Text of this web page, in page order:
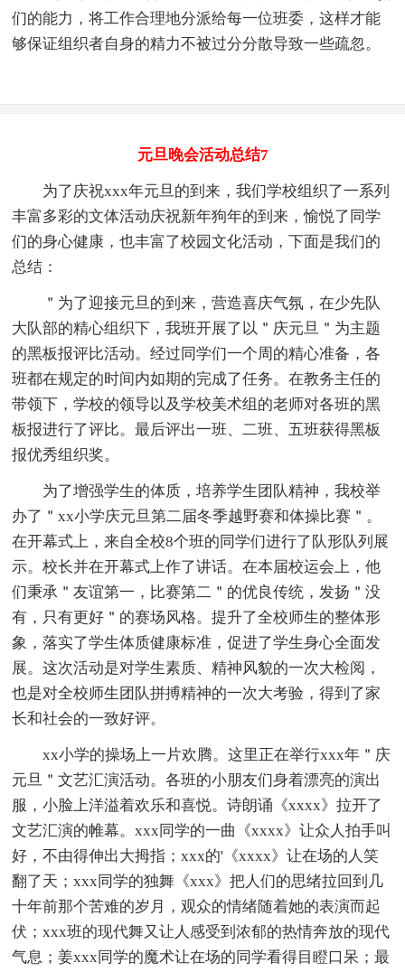
们的能力，将工作合理地分派给每一位班委，这样才能
够保证组织者自身的精力不被过分分散导致一些疏忽。
元旦晚会活动总结7
为了庆祝xxx年元旦的到来，我们学校组织了一系列
丰富多彩的文体活动庆祝新年狗年的到来，愉悦了同学
们的身心健康，也丰富了校园文化活动，下面是我们的
总结：
＂为了迎接元旦的到来，营造喜庆气氛，在少先队
大队部的精心组织下，我班开展了以＂庆元旦＂为主题
的黑板报评比活动。经过同学们一个周的精心准备，各
班都在规定的时间内如期的完成了任务。在教务主任的
带领下，学校的领导以及学校美术组的老师对各班的黑
板报进行了评比。最后评出一班、二班、五班获得黑板
报优秀组织奖。
为了增强学生的体质，培养学生团队精神，我校举
办了＂xx小学庆元旦第二届冬季越野赛和体操比赛＂。
在开幕式上，来自全校8个班的同学们进行了队形队列展
示。校长并在开幕式上作了讲话。在本届校运会上，他
们秉承＂友谊第一，比赛第二＂的优良传统，发扬＂没
有，只有更好＂的赛场风格。提升了全校师生的整体形
象，落实了学生体质健康标准，促进了学生身心全面发
展。这次活动是对学生素质、精神风貌的一次大检阅，
也是对全校师生团队拼搏精神的一次大考验，得到了家
长和社会的一致好评。
xx小学的操场上一片欢腾。这里正在举行xxx年＂庆
元旦＂文艺汇演活动。各班的小朋友们身着漂亮的演出
服，小脸上洋溢着欢乐和喜悦。诗朗诵《xxxx》拉开了
文艺汇演的帷幕。xxx同学的一曲《xxxx》让众人拍手叫
好，不由得伸出大拇指；xxx的'《xxxx》让在场的人笑
翻了天；xxx同学的独舞《xxx》把人们的思绪拉回到几
十年前那个苦难的岁月，观众的情绪随着她的表演而起
伏；xxx班的现代舞又让人感受到浓郁的热情奔放的现代
气息；姜xxx同学的魔术让在场的同学看得目瞪口呆；最